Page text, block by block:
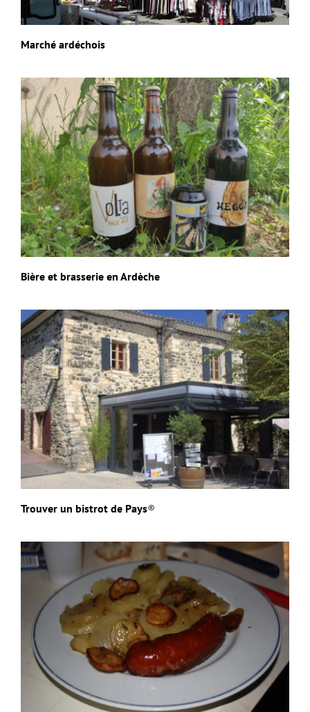
Marché ardéchois
Bière et brasserie en Ardèche
Trouver un bistrot de Pays®